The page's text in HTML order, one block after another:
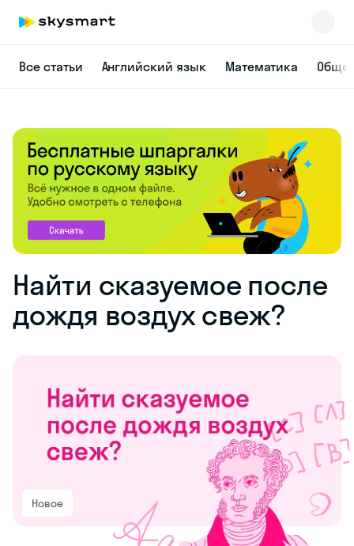
Все статьи Английский язык Математика
Найти сказуемое после
дождя воздух свеж?
Новое